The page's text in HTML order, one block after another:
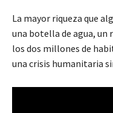
La mayor riqueza que
una botella de agua, un
los dos millones de
una crisis humanitaria